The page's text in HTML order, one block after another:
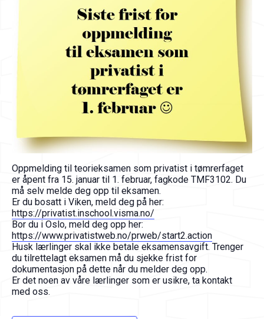
Oppmelding til teorieksamen som privatist i tømrerfaget
er åpent fra 15. januar til 1. februar, fagkode TMF3102. Du
må selv melde deg opp til eksamen.
Er du bosatt i Viken, meld deg på her:
https://privatist.inschool.visma.no/
Bor du i Oslo, meld deg opp her:
https://www.privatistweb.no/prweb/start2.action
Husk lærlinger skal ikke betale eksamensavgift. Trenger
du tilrettelagt eksamen må du sjekke frist for
dokumentasjon på dette når du melder deg opp.
Er det noen av våre lærlinger som er usikre, ta kontakt
med oss.